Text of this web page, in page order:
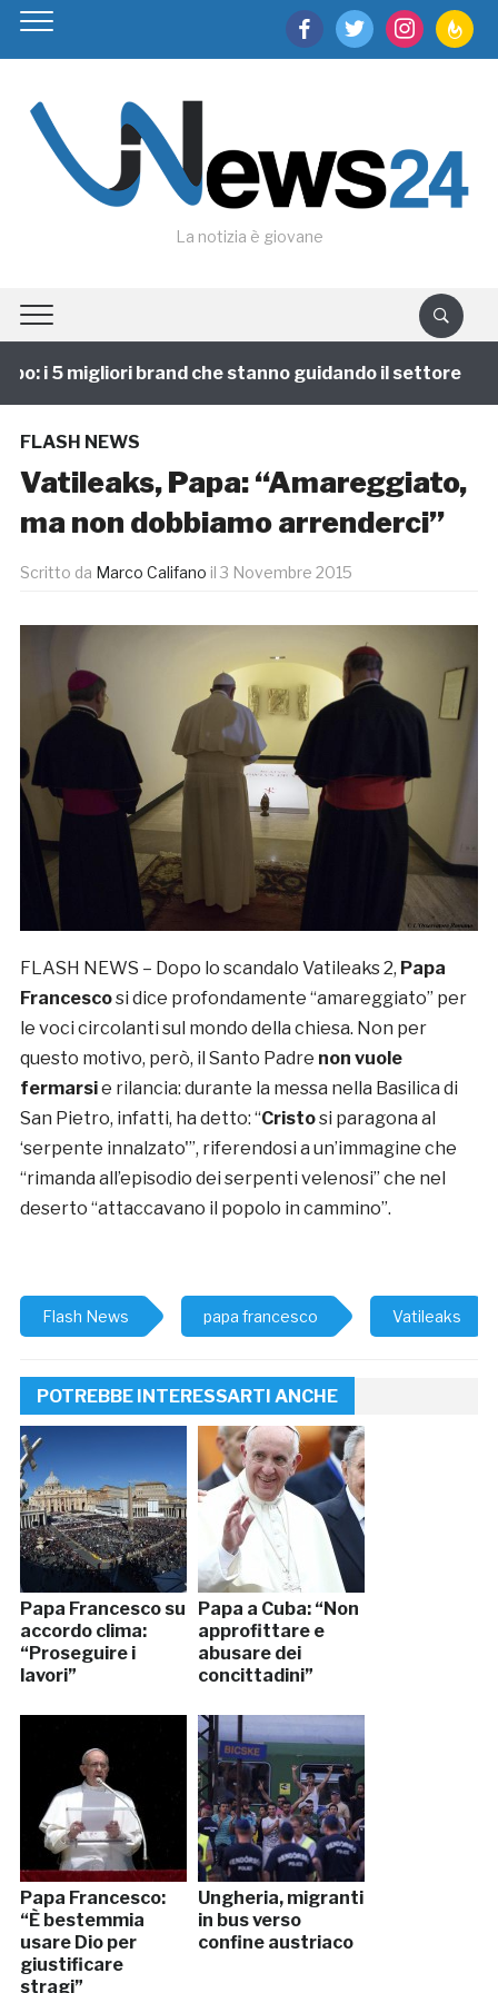
facebooktwitter instagram
La notizia è giovane
i 5 migliori brand che stanno guidando il settore
FLASH NEWS
Vatileaks, Papa: “Amareggiato,
ma non dobbiamo arrenderci”
Scritto da Marco Califano il 3 Novembre 2015
FLASH NEWS – Dopo lo scandalo Vatileaks 2, Papa
Francescosi dice profondamente “amareggiato” per
le voci circolanti sul mondo della chiesa. Non per
questo motivo, però, il Santo Padre non vuole
fermarsie rilancia: durante la messa nella Basilica di
San Pietro, infatti, ha detto: “Cristosi paragona al
‘serpente innalzato'”, riferendosi a un’immagine che
“rimanda all’episodio dei serpenti velenosi” che nel
deserto “attaccavano il popolo in cammino”.
Flash News papa francesco Vatileaks
POTREBBE INTERESSARTI ANCHE
Papa Francesco su
accordo clima:
“Proseguire i
lavori”
Papa a Cuba: “Non
approfittare e
abusare dei
concittadini”
Papa Francesco:
“È bestemmia
usare Dio per
giustificare
stragi”
Ungheria, migranti
in bus verso
confine austriaco